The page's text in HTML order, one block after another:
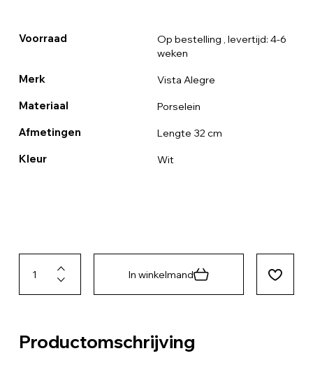
Voorraad Op bestelling , levertijd: 4-6
weken
Merk Vista Alegre
Materiaal Porselein
Afmetingen Lengte 32 cm
Kleur Wit
In winkelmand
Productomschrijving